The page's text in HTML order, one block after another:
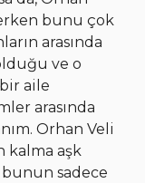
bunu çok
arasında
ve o
aile
arasında
Orhan Veli
kalma aşk
sadece